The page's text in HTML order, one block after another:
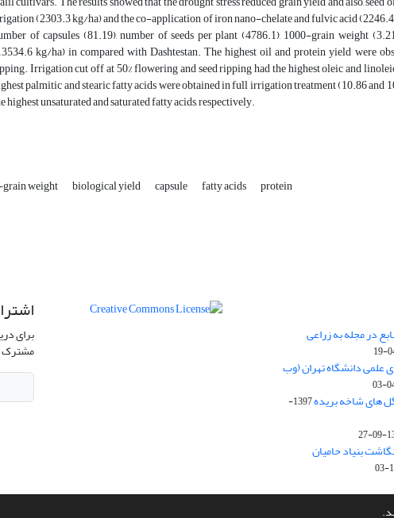
(2303.3 kg/ha) and the co-application of iron nano-chelate and fulvic acid
of capsules (81.19), number of seeds per plant (4786.1), 1000-grain weight
kg/ha) in compared with Dashtestan. The highest oil and protein yield were
Irrigation cut off at 50% flowering and seed ripping had the highest oleic and
palmitic and stearic fatty acids were obtained in full irrigation treatment (10.86 and
highest unsaturated and saturated fatty acids, respectively.
weight biological yield capsule fatty acids protein
در مجله به زراعی
علمی دانشگاه تهران (وب
های شاخه بریده
1397-
بنیاد حامیان
برای